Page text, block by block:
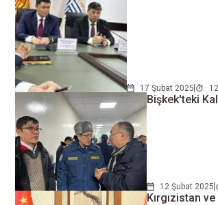
17 Şubat 2025
Bişkek'teki
12 Şubat 2025
Kırgızistan